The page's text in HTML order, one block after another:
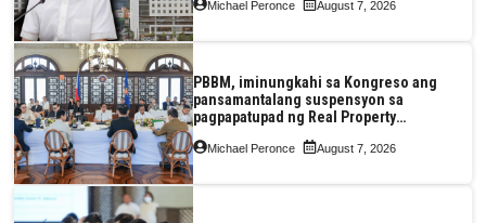
Michael Peronce August 7, 2026
PBBM, iminungkahi sa Kongreso ang
pansamantalang suspensyon sa
pagpapatupad ng Real Property
Valuation and Assessment Reform Act
Michael Peronce August 7, 2026